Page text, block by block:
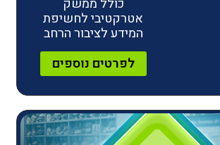
אטרקטיבי לחשיפת
המידע לציבור הרחב